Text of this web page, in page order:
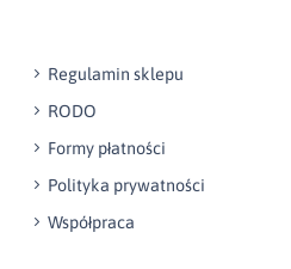
Regulamin sklepu
RODO
Formy płatności
Polityka prywatności
Współpraca